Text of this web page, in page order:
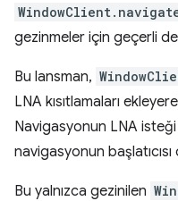
gezinmeler için geçerli
Bu lansman,
LNA kısıtlamaları
Navigasyonun LNA isteği
navigasyonun
Bu yalnızca gezinilen